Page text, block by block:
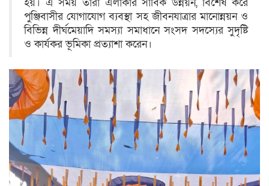
পুঞ্জিবাসীর যোগাযোগ ব্যবস্থা সহ জীবনযাত্রার মানোন্নয়ন ও
বিভিন্ন দীর্ঘমেয়াদি সমস্যা সমাধানে সংসদ সদস্যের সুদৃষ্টি
ও কার্যকর ভূমিকা প্রত্যাশা করেন।